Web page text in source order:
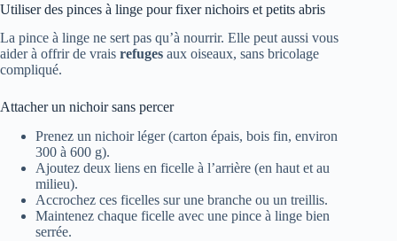
Utiliser des pinces à linge pour fixer nichoirs et petits abris
La pince à linge ne sert pas qu’à nourrir. Elle peut aussi vous
aider à offrir de vrais refuges aux oiseaux, sans bricolage
compliqué.
Attacher un nichoir sans percer
Prenez un nichoir léger (carton épais, bois fin, environ
300 à 600 g).
Ajoutez deux liens en ficelle à l’arrière (en haut et au
milieu).
Accrochez ces ficelles sur une branche ou un treillis.
Maintenez chaque ficelle avec une pince à linge bien
serrée.